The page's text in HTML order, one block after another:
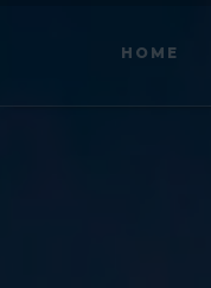
HOME